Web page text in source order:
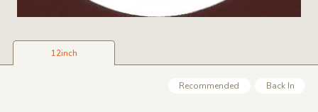
12inch
Recommended Back In